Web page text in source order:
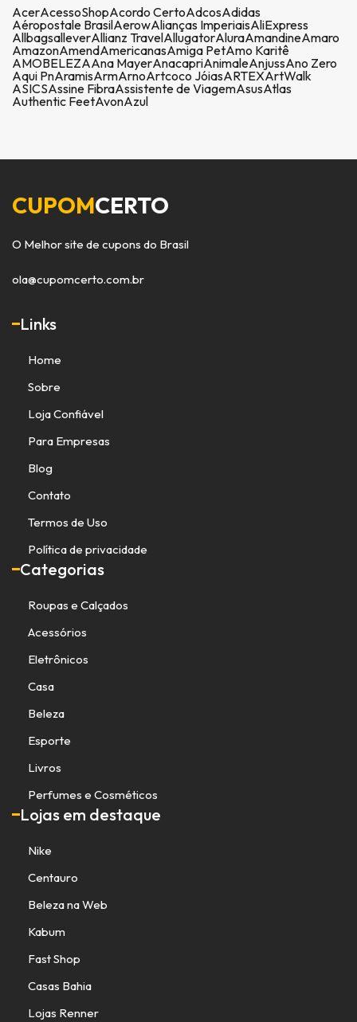
AcerAcessoShopAcordo CertoAdcosAdidas
Aéropostale BrasilAerowAlianças ImperiaisAliExpress
AllbagsalleverAllianz TravelAllugatorAluraAmandineAmaro
AmazonAmendAmericanasAmiga PetAmo Karitê
AMOBELEZAAna MayerAnacapriAnimaleAnjussAno Zero
Aqui PnAramisArmArnoArtcoco JóiasARTEXArtWalk
ASICSAssine FibraAssistente de ViagemAsusAtlas
Authentic FeetAvonAzul
CUPOMCERTO
O Melhor site de cupons do Brasil
ola@cupomcerto.com.br
Links
Home
Sobre
Loja Confiável
Para Empresas
Blog
Contato
Termos de Uso
Política de privacidade
Categorias
Roupas e Calçados
Acessórios
Eletrônicos
Casa
Beleza
Esporte
Livros
Perfumes e Cosméticos
Lojas em destaque
Nike
Centauro
Beleza na Web
Kabum
Fast Shop
Casas Bahia
Lojas Renner